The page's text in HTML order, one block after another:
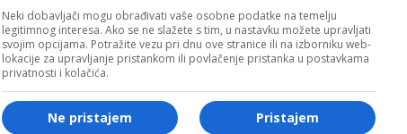
Neki dobavljači mogu obrađivati vaše osobne podatke na temelju
legitimnog interesa. Ako se ne slažete s tim, u nastavku možete upravljati
svojim opcijama. Potražite vezu pri dnu ove stranice ili na izborniku web-
lokacije za upravljanje pristankom ili povlačenje pristanka u postavkama
privatnosti i kolačića.
Pristajem
Ne pristajem